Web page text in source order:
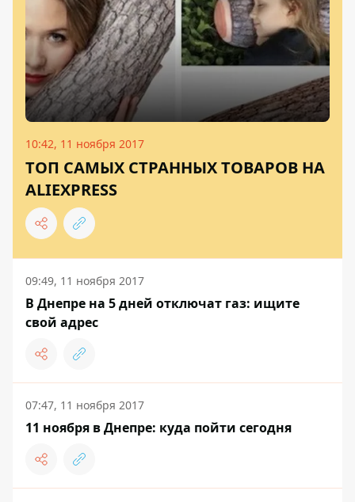
10:42, 11 ноября 2017
ТОП САМЫХ СТРАННЫХ ТОВАРОВ НА
ALIEXPRESS
09:49, 11 ноября 2017
В Днепре на 5 дней отключат газ: ищите
свой адрес
07:47, 11 ноября 2017
11 ноября в Днепре: куда пойти сегодня